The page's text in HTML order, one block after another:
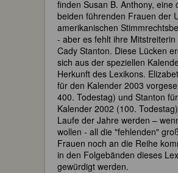
finden Susan B. Anthony, eine
beiden führenden Frauen der
amerikanischen
- aber es fehlt ihre Mitstreiterin
Cady Stanton. Diese Lücken
sich aus der speziellen
Herkunft des Lexikons.
für den Kalender 2003
400. Todestag) und Stanton
Kalender 2002 (100.
Laufe der Jahre werden –
wollen - all die "fehlenden"
Frauen noch an die Reihe
in den Folgebänden dieses
gewürdigt werden.